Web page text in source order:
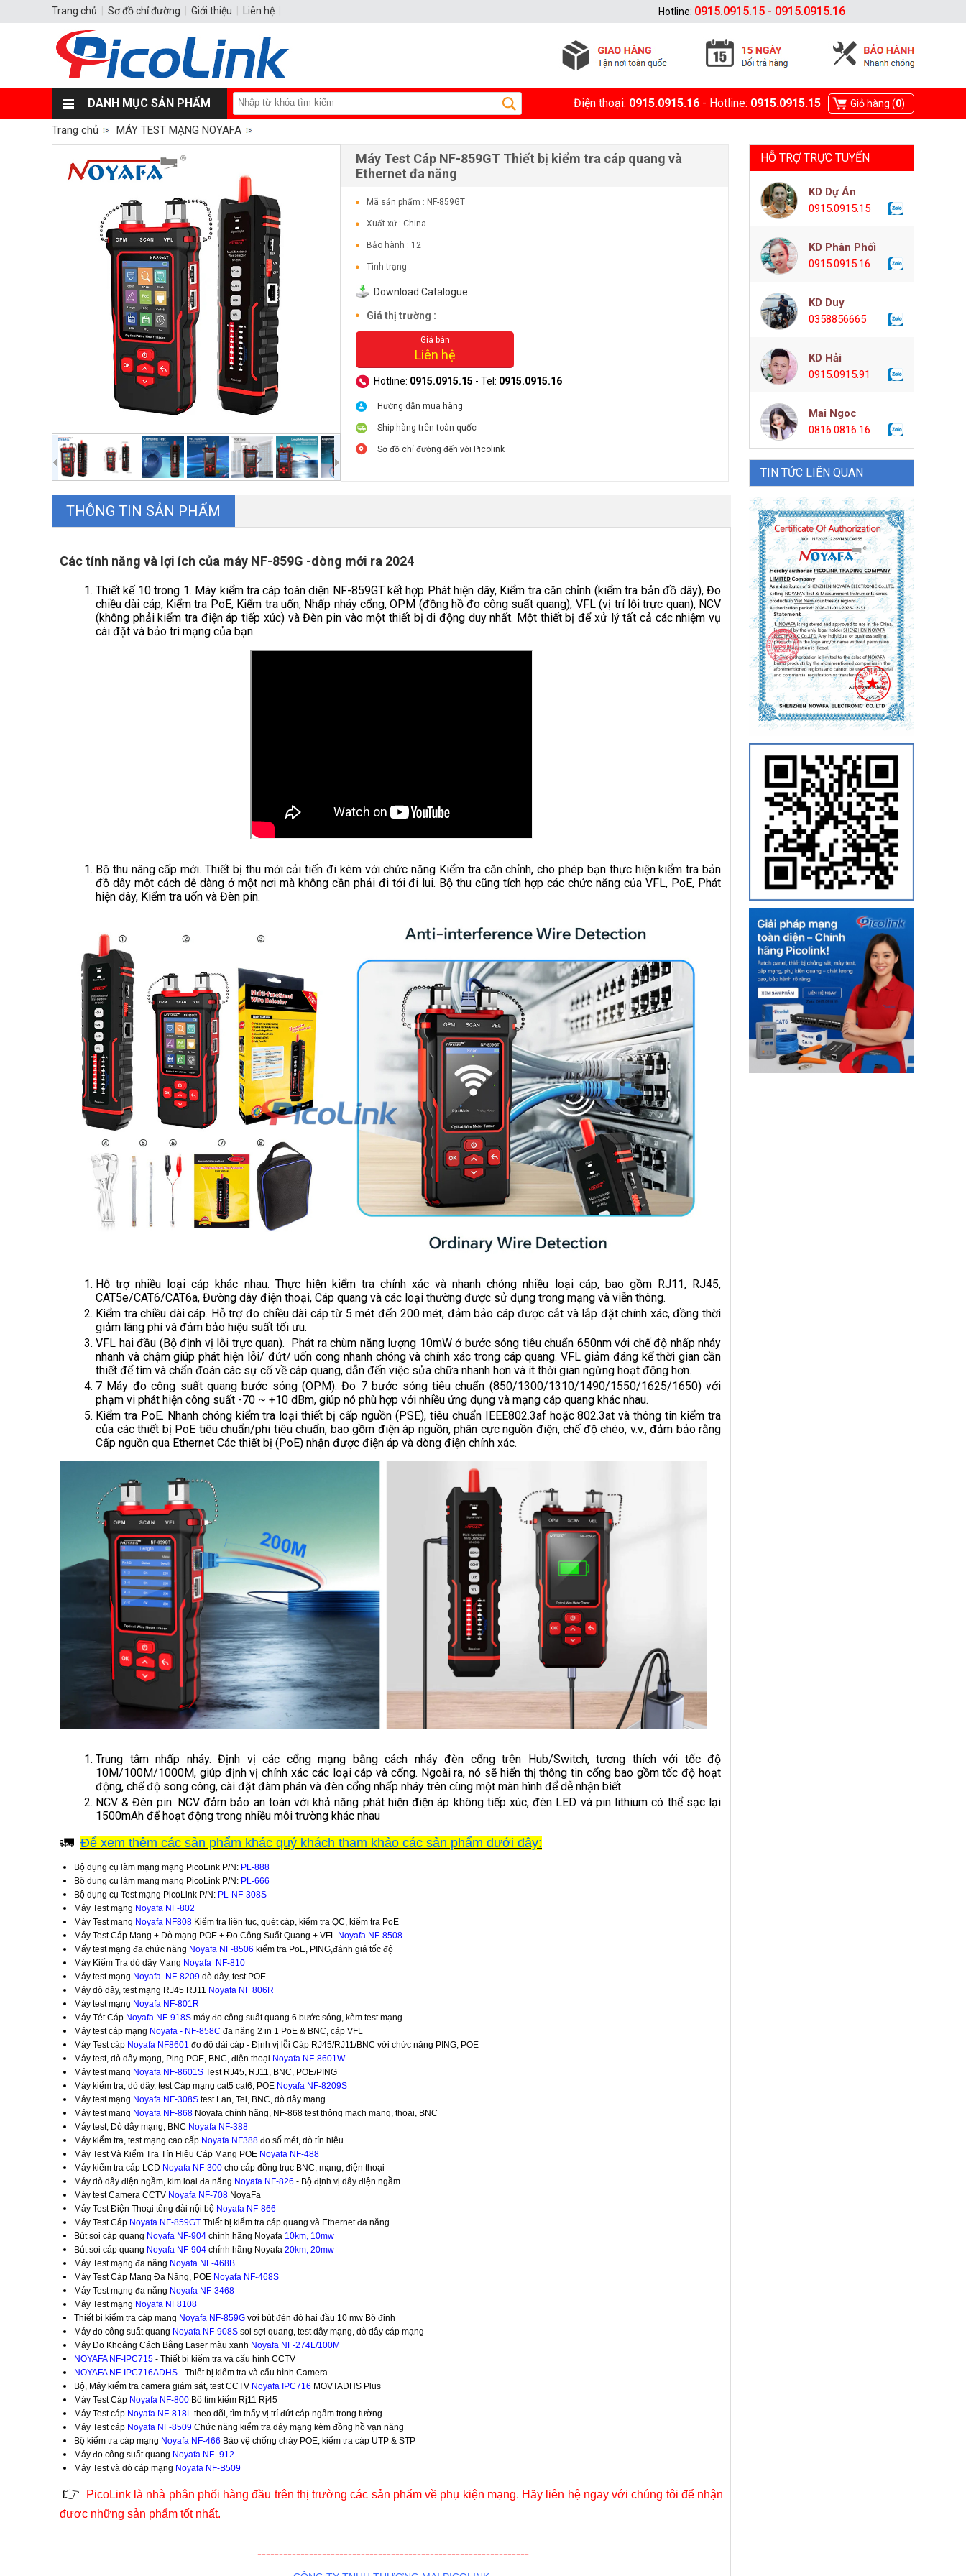
DANH MỤC SẢN PHẨM Điện thoại: 0915.0915.16 - Hotline: 0915.0915.15 Giỏ hàng (0)
Trang chủ MÁY TEST MẠNG NOYAFA
Máy Test Cáp NF-859GT Thiết bị kiểm tra cáp quang và
Ethernet đa năng
Mã sản phẩm : NF-859GT
Xuất xứ : China
Bảo hành : 12
Tình trạng :
Download Catalogue
Giá thị trường :
Giá bán
Liên hệ
Hotline: 0915.0915.15 - Tel: 0915.0915.16
Hướng dẫn mua hàng
Ship hàng trên toàn quốc
Sơ đồ chỉ đường đến với Picolink
THÔNG TIN SẢN PHẨM
Các tính năng và lợi ích của máy NF-859G -dòng mới ra 2024
Thiết kế 10 trong 1. Máy kiểm tra cáp toàn diện NF-859GT kết hợp Phát hiện dây, Kiểm tra căn chỉnh (kiểm tra bản đồ dây), Đo
chiều dài cáp, Kiểm tra PoE, Kiểm tra uốn, Nhấp nháy cổng, OPM (đồng hồ đo công suất quang), VFL (vị trí lỗi trực quan), NCV
(không phải kiểm tra điện áp tiếp xúc) và Đèn pin vào một thiết bị di động duy nhất. Một thiết bị để xử lý tất cả các nhiệm vụ
cài đặt và bảo trì mạng của bạn.
Bộ thu nâng cấp mới. Thiết bị thu mới cải tiến đi kèm với chức năng Kiểm tra căn chỉnh, cho phép bạn thực hiện kiểm tra bản
đồ dây một cách dễ dàng ở một nơi mà không cần phải đi tới đi lui. Bộ thu cũng tích hợp các chức năng của VFL, PoE, Phát
hiện dây, Kiểm tra uốn và Đèn pin.
Hỗ trợ nhiều loại cáp khác nhau. Thực hiện kiểm tra chính xác và nhanh chóng nhiều loại cáp, bao gồm RJ11, RJ45,
CAT5e/CAT6/CAT6a, Đường dây điện thoại, Cáp quang và các loại thường được sử dụng trong mạng và viễn thông.
Kiểm tra chiều dài cáp. Hỗ trợ đo chiều dài cáp từ 5 mét đến 200 mét, đảm bảo cáp được cắt và lắp đặt chính xác, đồng thời
giảm lãng phí và đảm bảo hiệu suất tối ưu.
VFL hai đầu (Bộ định vị lỗi trực quan). Phát ra chùm năng lượng 10mW ở bước sóng tiêu chuẩn 650nm với chế độ nhấp nháy
nhanh và chậm giúp phát hiện lỗi/ đứt/ uốn cong nhanh chóng và chính xác trong cáp quang. VFL giảm đáng kể thời gian cần
thiết để tìm và chẩn đoán các sự cố về cáp quang, dẫn đến việc sửa chữa nhanh hơn và ít thời gian ngừng hoạt động hơn.
7 Máy đo công suất quang bước sóng (OPM). Đo 7 bước sóng tiêu chuẩn (850/1300/1310/1490/1550/1625/1650) với
phạm vi phát hiện công suất -70 ~ +10 dBm, giúp nó phù hợp với nhiều ứng dụng và mạng cáp quang khác nhau.
Kiểm tra PoE. Nhanh chóng kiểm tra loại thiết bị cấp nguồn (PSE), tiêu chuẩn IEEE802.3af hoặc 802.3at và thông tin kiểm tra
của các thiết bị PoE tiêu chuẩn/phi tiêu chuẩn, bao gồm điện áp nguồn, phân cực nguồn điện, chế độ chéo, v.v., đảm bảo rằng
Cấp nguồn qua Ethernet Các thiết bị (PoE) nhận được điện áp và dòng điện chính xác.
Trung tâm nhấp nháy. Định vị các cổng mạng bằng cách nháy đèn cổng trên Hub/Switch, tương thích với tốc độ
10M/100M/1000M, giúp định vị chính xác các loại cáp và cổng. Ngoài ra, nó sẽ hiển thị thông tin cổng bao gồm tốc độ hoạt
động, chế độ song công, cài đặt đàm phán và đèn cổng nhấp nháy trên cùng một màn hình để dễ nhận biết.
NCV & Đèn pin. NCV đảm bảo an toàn với khả năng phát hiện điện áp không tiếp xúc, đèn LED và pin lithium có thể sạc lại
1500mAh để hoạt động trong nhiều môi trường khác nhau
🚛 Để xem thêm các sản phẩm khác quý khách tham khảo các sản phẩm dưới đây:
Bộ dụng cụ làm mạng mạng PicoLink P/N: PL-888
Bộ dụng cụ làm mạng mạng PicoLink P/N: PL-666
Bộ dụng cụ Test mạng PicoLink P/N: PL-NF-308S
Máy Test mạng Noyafa NF-802
Máy Test mạng Noyafa NF808 Kiểm tra liên tục, quét cáp, kiểm tra QC, kiểm tra PoE
Máy Test Cáp Mạng + Dò mạng POE + Đo Công Suất Quang + VFL Noyafa NF-8508
Mấy test mạng đa chức năng Noyafa NF-8506 kiểm tra PoE, PING,đánh giá tốc độ
Máy Kiểm Tra dò dây Mạng Noyafa NF-810
Máy test mạng Noyafa NF-8209 dò dây, test POE
Máy dò dây, test mạng RJ45 RJ11 Noyafa NF 806R
Máy test mạng Noyafa NF-801R
Máy Tét Cáp Noyafa NF-918S máy đo công suất quang 6 bước sóng, kèm test mạng
Máy test cáp mạng Noyafa - NF-858C đa năng 2 in 1 PoE & BNC, cáp VFL
Máy Test cáp Noyafa NF8601 đo độ dài cáp - Định vị lỗi Cáp RJ45/RJ11/BNC với chức năng PING, POE
Máy test, dò dây mạng, Ping POE, BNC, điện thoại Noyafa NF-8601W
Máy test mạng Noyafa NF-8601S Test RJ45, RJ11, BNC, POE/PING
Máy kiểm tra, dò dây, test Cáp mạng cat5 cat6, POE Noyafa NF-8209S
Máy test mạng Noyafa NF-308S test Lan, Tel, BNC, dò dây mạng
Máy test mạng Noyafa NF-868 Noyafa chính hãng, NF-868 test thông mạch mạng, thoại, BNC
Máy test, Dò dây mạng, BNC Noyafa NF-388
Máy kiểm tra, test mạng cao cấp Noyafa NF388 đo số mét, dò tín hiệu
Máy Test Và Kiểm Tra Tín Hiệu Cáp Mạng POE Noyafa NF-488
Máy kiểm tra cáp LCD Noyafa NF-300 cho cáp đồng trục BNC, mạng, điện thoại
Máy dò dây điện ngầm, kim loại đa năng Noyafa NF-826 - Bộ định vị dây điện ngầm
Máy test Camera CCTV Noyafa NF-708 NoyaFa
Máy Test Điện Thoại tổng đài nội bộ Noyafa NF-866
Máy Test Cáp Noyafa NF-859GT Thiết bị kiểm tra cáp quang và Ethernet đa năng
Bút soi cáp quang Noyafa NF-904 chính hãng Noyafa 10km, 10mw
Bút soi cáp quang Noyafa NF-904 chính hãng Noyafa 20km, 20mw
Máy Test mạng đa năng Noyafa NF-468B
Máy Test Cáp Mạng Đa Năng, POE Noyafa NF-468S
Máy Test mạng đa năng Noyafa NF-3468
Máy Test mạng Noyafa NF8108
Thiết bị kiểm tra cáp mạng Noyafa NF-859G với bút đèn đỏ hai đầu 10 mw Bộ định
Máy đo công suất quang Noyafa NF-908S soi sợi quang, test dây mạng, dò dây cáp mạng
Máy Đo Khoảng Cách Bằng Laser màu xanh Noyafa NF-274L/100M
NOYAFA NF-IPC715 - Thiết bị kiểm tra và cấu hình CCTV
NOYAFA NF-IPC716ADHS - Thiết bị kiểm tra và cấu hình Camera
Bộ, Máy kiểm tra camera giám sát, test CCTV Noyafa IPC716 MOVTADHS Plus
Máy Test Cáp Noyafa NF-800 Bộ tìm kiếm Rj11 Rj45
Máy Test cáp Noyafa NF-818L theo dõi, tìm thấy vị trí đứt cáp ngầm trong tường
Máy Test cáp Noyafa NF-8509 Chức năng kiểm tra dây mạng kèm đồng hồ vạn năng
Bộ kiểm tra cáp mạng Noyafa NF-466 Bảo vệ chống cháy POE, kiểm tra cáp UTP & STP
Máy đo công suất quang Noyafa NF- 912
Máy Test và dò cáp mạng Noyafa NF-B509
👉
PicoLink là nhà phân phối hàng đầu trên thị trường các sản phẩm về phụ kiện mạng. Hãy liên hệ ngay với chúng tôi để nhận
được những sản phẩm tốt nhất.
---------------------------------------------------------------
HỖ TRỢ TRỰC TUYẾN
KD Dự Án
0915.0915.15
KD Phân Phối
0915.0915.16
KD Duy
0358856665
KD Hải
0915.0915.91
Mai Ngoc
0816.0816.16
TIN TỨC LIÊN QUAN
Trang chủ Sơ đồ chỉ đường Giới thiệu Liên hệ Hotline: 0915.0915.15 - 0915.0915.16